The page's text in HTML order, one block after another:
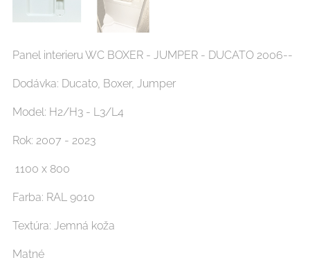
Panel interieru WC BOXER - JUMPER - DUCATO 2006--
Dodávka: Ducato, Boxer, Jumper
Model: H2/H3 - L3/L4
Rok: 2007 - 2023
1100 x 800
Farba: RAL 9010
Textúra: Jemná koža
Matné